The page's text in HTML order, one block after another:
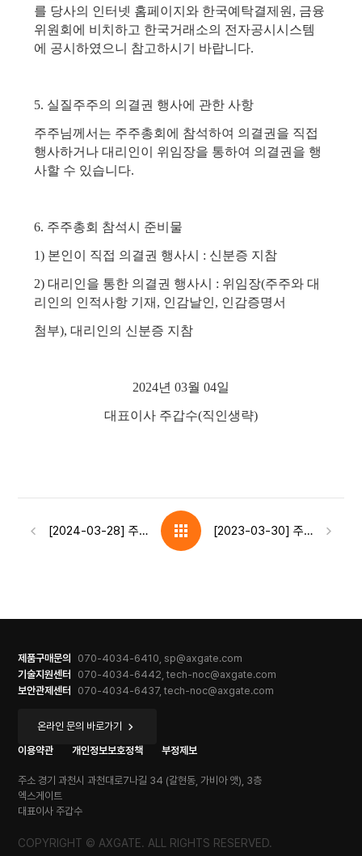
를 당사의 인터넷 홈페이지와 한국예탁결제원, 금융
위원회에 비치하고 한국거래소의 전자공시시스템
에 공시하였으니 참고하시기 바랍니다.
5. 실질주주의 의결권 행사에 관한 사항
주주님께서는 주주총회에 참석하여 의결권을 직접
행사하거나 대리인이 위임장을 통하여 의결권을 행
사할 수 있습니다.
6. 주주총회 참석시 준비물
1) 본인이 직접 의결권 행사시 : 신분증 지참
2) 대리인을 통한 의결권 행사시 : 위임장(주주와 대
리인의 인적사항 기재, 인감날인, 인감증명서
첨부), 대리인의 신분증 지참
2024년 03월 04일
대표이사 주갑수(직인생략)
[2024-03-28] 주식회사 엑스게이트 제14기 정기주주총회 결과 [2023-03-30] 주식회사 엑스게이트 제13기 정기주주총회 결과
이용약관 개인정보보호정책 부정제보
주소 경기 과천시 과천대로7나길 34 (갈현동, 가비아 앳), 3층
엑스게이트
대표이사 주갑수
COPYRIGHT © AXGATE. ALL RIGHTS RESERVED.
제품구매문의
070-4034-6410, sp@axgate.com
기술지원센터
070-4034-6442, tech-noc@axgate.com
보안관제센터
070-4034-6437, tech-noc@axgate.com
온라인 문의 바로가기